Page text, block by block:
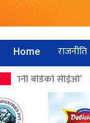
Home राजनीति
>> उपत्यकामा